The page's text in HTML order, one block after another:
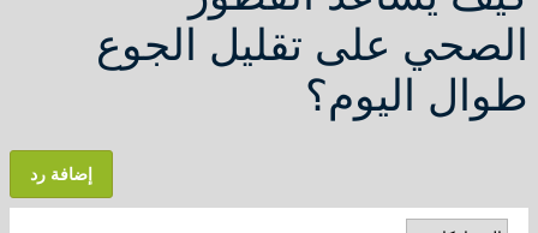
الصحي على تقليل الجوع
طوال اليوم؟
إضافة رد